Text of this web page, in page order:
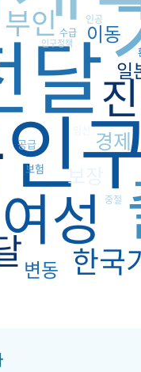
인
달
여성
한국
부인
보장
경제
변동
이동
일
공급
보험
수급
인공
중절
인구정책